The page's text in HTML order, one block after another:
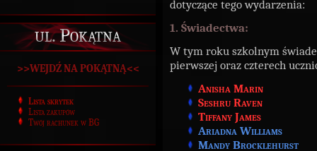
ul. Pokątna
>>WEJDŹ NA POKĄTNĄ<<
Lista skrytek
Lista zakupów
Twój rachunek w BG
dotyczące tego wydarzenia:
1. Świadectwa:
W tym roku szkolnym
pierwszej oraz czterech
Anisha Marin
Seshru Raven
Tiffany James
Ariadna Williams
Mandy Brocklehurst